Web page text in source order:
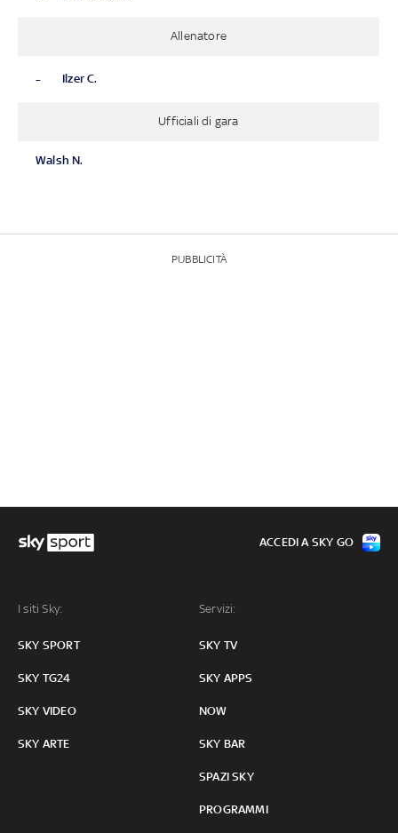
Allenatore
- Ilzer C.
Ufficiali di gara
Walsh N.
PUBBLICITÀ
I siti Sky:
SKY SPORT
SKY TG24
SKY VIDEO
SKY ARTE
Servizi:
SKY TV
SKY APPS
NOW
SKY BAR
SPAZI SKY
PROGRAMMI
ACCEDI A SKY GO